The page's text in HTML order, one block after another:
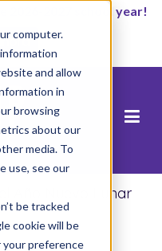
computer.
and allow
in
browsing
about our
media. To
use, see our
be tracked
cookie will be
your preference
2026-2027 school year!
Año Nuevo Lunar